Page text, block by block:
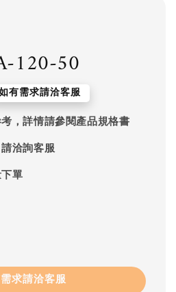
120-50
有需求請洽客服
，詳情請參閱產品規格書
洽詢客服
單
求請洽客服